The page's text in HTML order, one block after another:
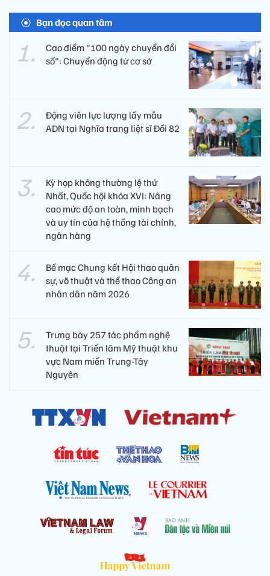
Bạn đọc quan tâm
Cao điểm "100 ngày chuyển đổi
số": Chuyển động từ cơ sở
Động viên lực lượng lấy mẫu
ADN tại Nghĩa trang liệt sĩ Đồi 82​
Kỳ họp không thường lệ thứ
Nhất, Quốc hội khóa XVI: Nâng
cao mức độ an toàn, minh bạch
và uy tín của hệ thống tài chính,
ngân hàng
Bế mạc Chung kết Hội thao quân
sự, võ thuật và thể thao Công an
nhân dân năm 2026
Trưng bày 257 tác phẩm nghệ
thuật tại Triển lãm Mỹ thuật khu
vực Nam miền Trung-Tây
Nguyên